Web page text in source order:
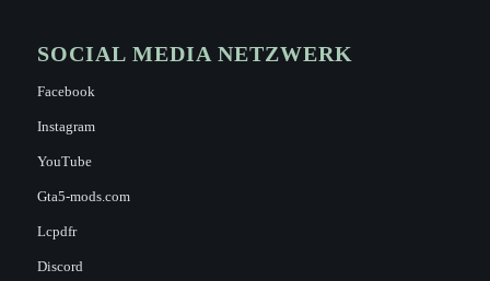
SOCIAL MEDIA NETZWERK
Facebook
Instagram
YouTube
Gta5-mods.com
Lcpdfr
Discord